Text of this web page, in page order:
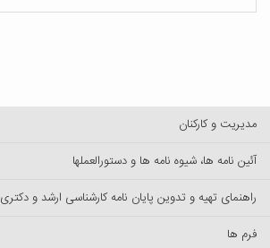
مدیریت و کارکنان
آئین نامه ها، شیوه نامه ها و دستورالعملها
راهنمای تهیه و تدوین پایان نامه کارشناسی ارشد و دکتری
فرم ها